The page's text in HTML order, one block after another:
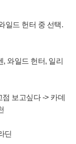
일드 헌터 중 선택.
, 와일드 헌터, 일리
보고싶다 -> 카데
딘